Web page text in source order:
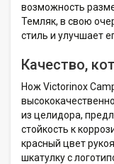
возможность
Темляк, в свою
стиль и улучшает
Качество,
Нож Victorinox
из целидора,
стойкость к
красный цвет
шкатулку с